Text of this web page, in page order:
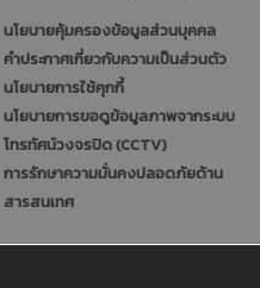
นโยบายคุ้มครองข้อมูลส่วนบุคคล
คำประกาศเกี่ยวกับความเป็นส่วนตัว
นโยบายการใช้คุกกี้
นโยบายการขอดูข้อมูลภาพจากระบบ
โทรทัศน์วงจรปิด (CCTV)
การรักษาความมั่นคงปลอดภัยด้าน
สารสนเทศ